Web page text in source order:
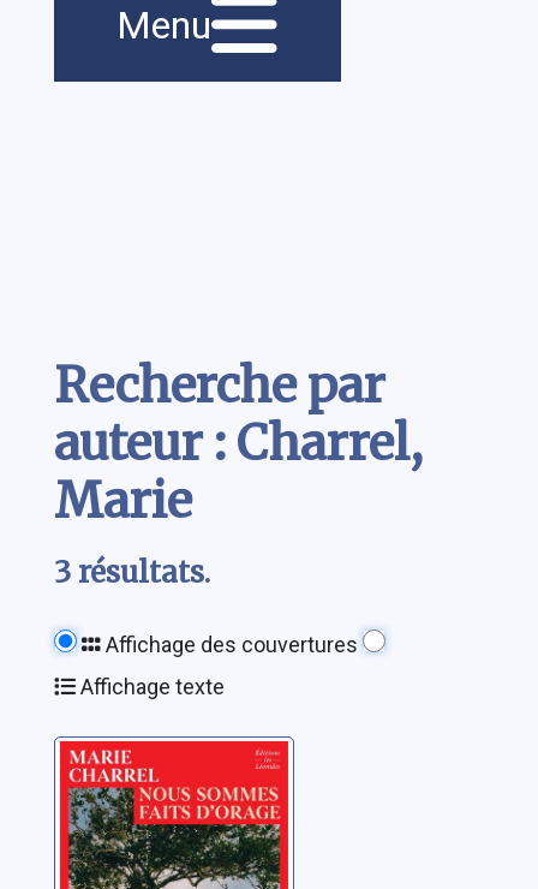
principale
Menu
Recherche par
auteur : Charrel,
Marie
3 résultats.
Affichage des couvertures
Affichage texte
Nous sommes
faits d'orage
Charrel, Marie